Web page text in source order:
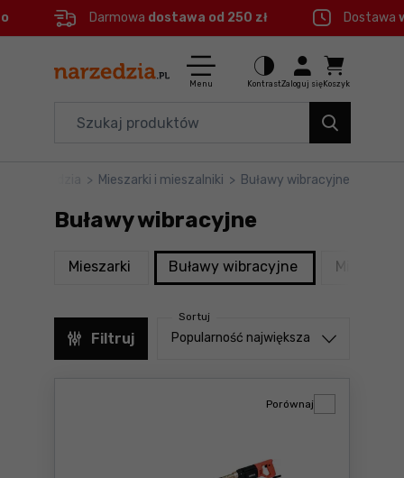
Menu główne
Filtry
Produkty
Mapa strony
Darmowa dostawa od 250 zł Dostawa
Menu KontrastZaloguj się Koszyk
Elektronarzędzia
Akcesoria
Branże
Okazje
> Mieszarki i mieszalniki > Buławy wibracyjne
Buławy wibracyjne
Mieszarki produktyBuławy wibracyjne produkty
Filtruj
Sortuj
Sortuj od
Popularność największa
Porównaj